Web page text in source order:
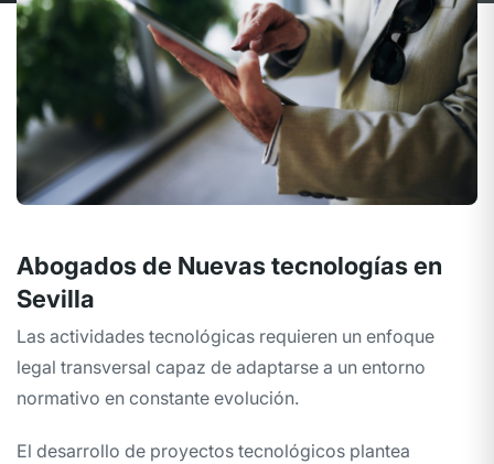
Abogados de Nuevas tecnologías en
Sevilla
Las actividades tecnológicas requieren un enfoque
legal transversal capaz de adaptarse a un entorno
normativo en constante evolución.
El desarrollo de proyectos tecnológicos plantea